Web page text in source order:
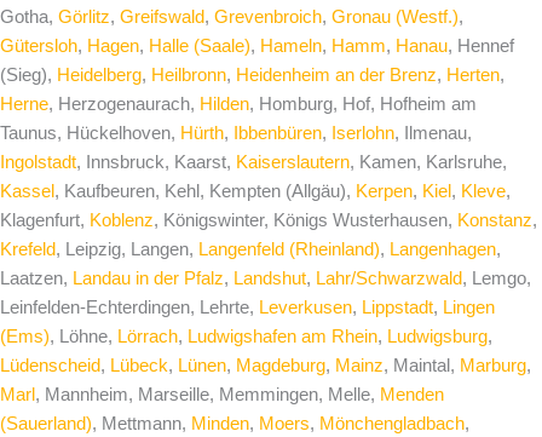
Gotha, Görlitz, Greifswald, Grevenbroich, Gronau (Westf.),
Gütersloh, Hagen, Halle (Saale), Hameln, Hamm, Hanau, Hennef
(Sieg), Heidelberg, Heilbronn, Heidenheim an der Brenz, Herten,
Herne, Herzogenaurach, Hilden, Homburg, Hof, Hofheim am
Taunus, Hückelhoven, Hürth, Ibbenbüren, Iserlohn, Ilmenau,
Ingolstadt, Innsbruck, Kaarst, Kaiserslautern, Kamen, Karlsruhe,
Kassel , Kaufbeuren, Kehl, Kempten (Allgäu), Kerpen, Kiel , Kleve,
Klagenfurt, Koblenz, Königswinter, Königs Wusterhausen, Konstanz,
Krefeld, Leipzig, Langen, Langenfeld (Rheinland), Langenhagen,
Laatzen, Landau in der Pfalz, Landshut, Lahr/Schwarzwald, Lemgo,
Leinfelden-Echterdingen, Lehrte, Leverkusen, Lippstadt, Lingen
(Ems), Löhne, Lörrach, Ludwigshafen am Rhein, Ludwigsburg,
Lüdenscheid, Lübeck, Lünen, Magdeburg, Mainz, Maintal, Marburg,
Marl , Mannheim, Marseille, Memmingen, Melle, Menden
(Sauerland), Mettmann, Minden, Moers, Mönchengladbach,